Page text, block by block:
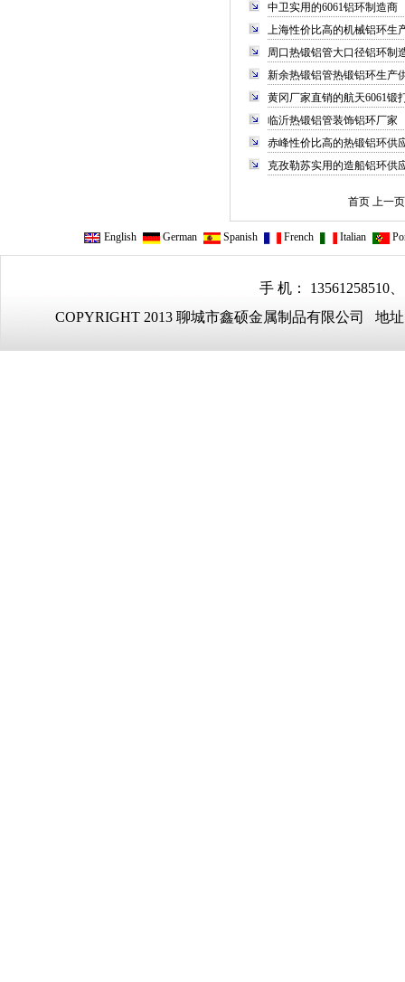
中卫实用的6061铝环制造商
上海性价比高的机械铝环生
周口热锻铝管大口径铝环制
新余热锻铝管热锻铝环生产
黄冈厂家直销的航天6061锻
临沂热锻铝管装饰铝环厂家
赤峰性价比高的热锻铝环供
克孜勒苏实用的造船铝环供
首页 上一
English German Spanish French Italian
手 机： 13561258510
COPYRIGHT 2013 聊城市鑫硕金属制品有限公司 地